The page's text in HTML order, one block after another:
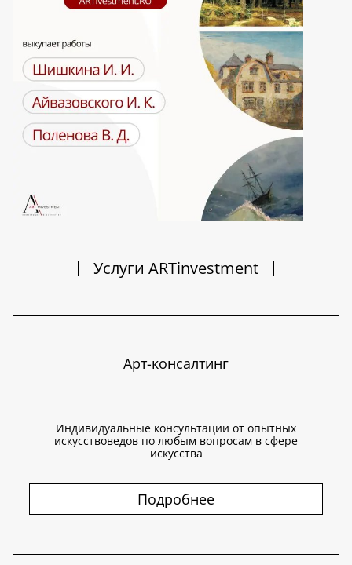
Услуги ARTinvestment
Арт-консалтинг
Индивидуальные консультации от опытных
искусствоведов по любым вопросам в сфере
искусства
Подробнее